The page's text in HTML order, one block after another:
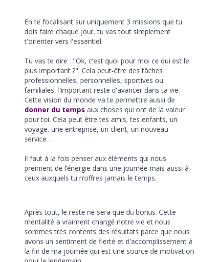
En te focalisant sur uniquement 3 missions que tu
dois faire chaque jour, tu vas tout simplement
t'orienter vers l'essentiel.
Tu vas te dire : "Ok, c'est quoi pour moi ce qui est le
plus important ?". Cela peut-être des tâches
professionnelles, personnelles, sportives ou
familiales, l’important reste d'avancer dans ta vie.
Cette vision du monde va te permettre aussi de
donner du temps aux choses qui ont de la valeur
pour toi. Cela peut être tes amis, tes enfants, un
voyage, une entreprise, un client, un nouveau
service…
Il faut à la fois penser aux éléments qui nous
prennent de l’énergie dans une journée mais aussi à
ceux auxquels tu n’offres jamais le temps.
Après tout, le reste ne sera que du bonus. Cette
mentalité a vraiment changé notre vie et nous
sommes très contents des résultats parce que nous
avons un sentiment de fierté et d'accomplissement à
la fin de ma journée qui est une source de motivation